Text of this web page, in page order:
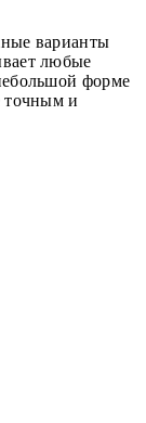
варианты
любые
форме
точным и